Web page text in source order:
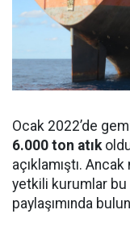
Ocak 2022’de
6.000 ton atık
açıklamıştı.
yetkili kurumlar
paylaşımında